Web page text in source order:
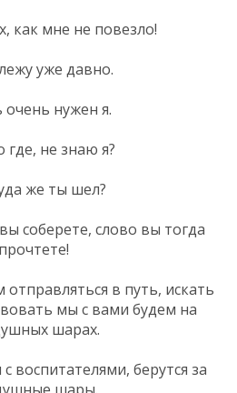
как мне не повезло!
уже давно.
очень нужен я.
где, не знаю я?
же ты шел?
соберете, слово вы тогда
прочтете!
в путь, искать
мы с вами будем на
шарах.
воспитателями, берутся за
шары.